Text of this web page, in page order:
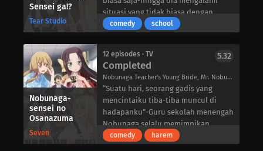
dengan timnya, memanfaatkan
kemampuannya yang unik untuk
membantu menyelesaikan kasus-
Disangka oleh banyak makhluk gaib
sebagai Abe no Seimei dan dengan
cepat menjadi terkenal karena
kemampuan istimewanya selama
bekerja, Arata menjadi penasaran
dengan asal-usulnya dan
menginvestasikan lebih banyak
waktu untuk menyelesaikan kasus-
gerakannya tidak berhenti. Sekarang,
seandainya saja dia bisa belajar!
kuat dan mengikuti Kejuaraan Bisbol
SMA Nasional.
Souichirou dan Touma adalah siswa
Akademi Meisei. Kedua anak laki-laki
itu adalah pemain bisbol berbakat.
Souichirou telah menunjukkan
kemampuan yang sangat baik
sebagai penangkap dan pemukul.
Meskipun memiliki kemampuan yang
luar biasa sebagai pelempar bola,
Touma tidak lagi menjadi pelempar
bola karena alasan tertentu.
Sensei ga!?
Tear Studio
situasi yang tidak biasa dengan
gurunya, Kana “Sang Iblis” Kojima.
kejam, bahkan anak nakal di sekolah
pun tunduk padanya. Pada suatu
hari yang menentukan, keadaan
menjadi kacau ketika Satou bertemu
membuat mereka berbagi pertemuan
intim yang membuat imajinasinya
menjadi liar selama berhari-hari.
comedy school
Nobunaga-
sensei no
Osanazuma
Seven
12 episodes · TV
Completed
Nobunaga Teacher's Young Bride, Mr. Nobunaga's Young Bride, ノブナガ先生の幼な妻
5.32
“Suatu hari, seorang gadis yang
mencintaiku tiba-tiba muncul di
hadapanku”-Guru sekolah menengah
Nobunaga selalu memimpikan
situasi seperti gal game. Namun,
comedy harem